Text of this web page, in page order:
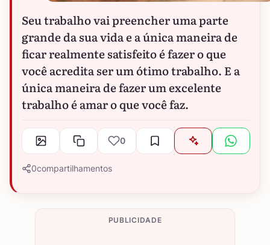
Seu trabalho vai preencher uma parte
grande da sua vida e a única maneira de
ficar realmente satisfeito é fazer o que
você acredita ser um ótimo trabalho. E a
única maneira de fazer um excelente
trabalho é amar o que você faz.
0
0compartilhamentos
PUBLICIDADE